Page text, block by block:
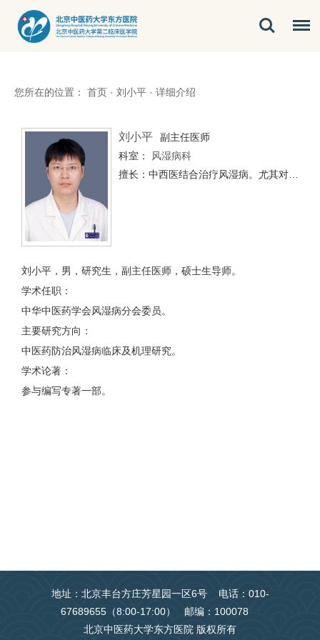
您所在的位置： 首页 · 刘小平 · 详细介绍
刘小平
副主任医师
科室：
风湿病科
刘小平，男，研究生，副主任医师，硕士生导师。
学术任职：
中华中医药学会风湿病分会委员。
主要研究方向：
中医药防治风湿病临床及机理研究。
学术论著：
参与编写专著一部。
地址：北京丰台方庄芳星园一区6号 电话：010-
67689655（8:00-17:00） 邮编：100078
北京中医药大学东方医院 版权所有